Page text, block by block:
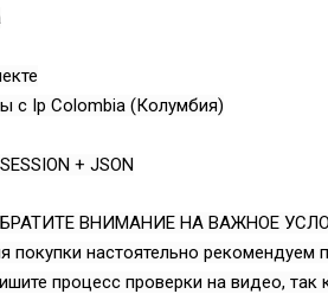
с Ip Colombia (Колумбия)
+ JSON
ВНИМАНИЕ НА ВАЖНОЕ
покупки настоятельно рекомендуем
процесс проверки на видео, так